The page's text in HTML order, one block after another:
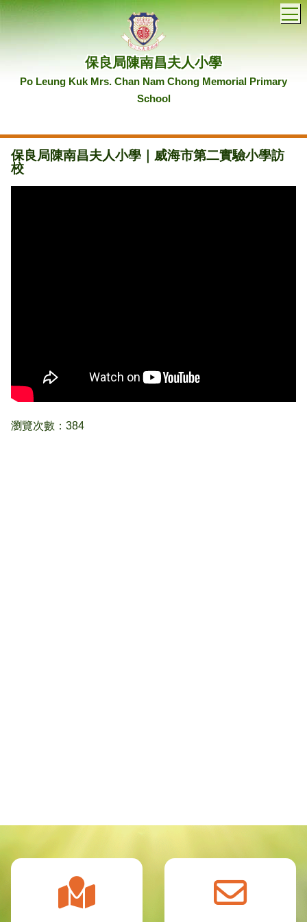
保良局陳南昌夫人小學
Po Leung Kuk Mrs. Chan Nam Chong Memorial Primary
School
保良局陳南昌夫人小學｜威海市第二實驗小學訪
校
瀏覽次數：384